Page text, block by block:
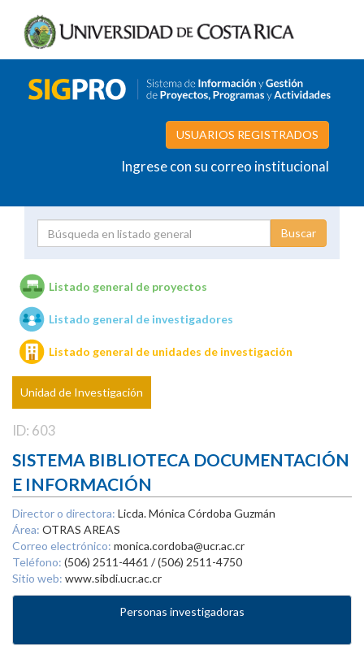
USUARIOS REGISTRADOS
Ingrese con su correo institucional
Unidades de investigación
Listado general de proyectos
Listado general de investigadores
Listado general de unidades de investigación
Unidad de Investigación
ID: 603
SISTEMA BIBLIOTECA DOCUMENTACIÓN
E INFORMACIÓN
Director o directora: Licda. Mónica Córdoba Guzmán
Área: OTRAS AREAS
Correo electrónico: monica.cordoba@ucr.ac.cr
Teléfono: (506) 2511-4461 / (506) 2511-4750
Sitio web: www.sibdi.ucr.ac.cr
Personas investigadoras